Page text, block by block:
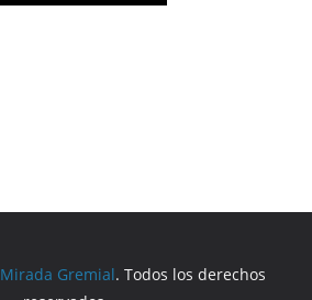
Mirada Gremial. Todos los derechos